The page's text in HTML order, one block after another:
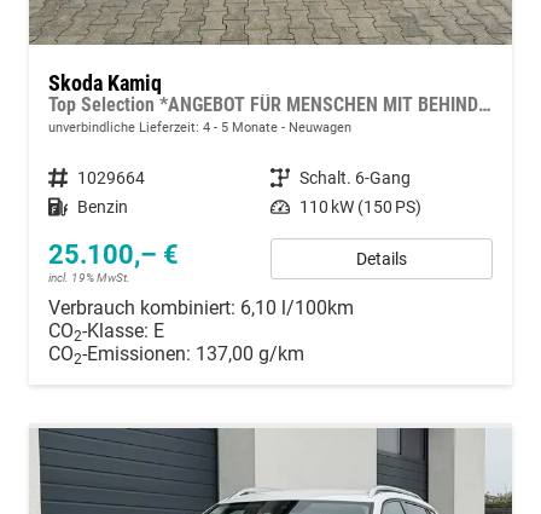
Skoda Kamiq
Top Selection *ANGEBOT FÜR MENSCHEN MIT BEHINDERUNG AB 50%! 1.5 TSI 150PS, 16"-Leichtmetallräder, Climatronic, Sitzheizung, Parksensoren hinten, SunSet, LED-Scheinwerfer, Tempomat, Radio 8", SmartLink (Navi-Funktion über Smartphone), M-Lederlenkrad beheizt, Virtual
unverbindliche Lieferzeit: 4 - 5 Monate Neuwagen
Fahrzeugnummer 1029664 Getriebe Schalt. 6-Gang
Kraftstoff Benzin Leistung 110 kW (150 PS)
25.100,– €
incl. 19% MwSt.
Details
Verbrauch kombiniert: 6,10 l/100km
CO2-Klasse: E
CO2-Emissionen: 137,00 g/km